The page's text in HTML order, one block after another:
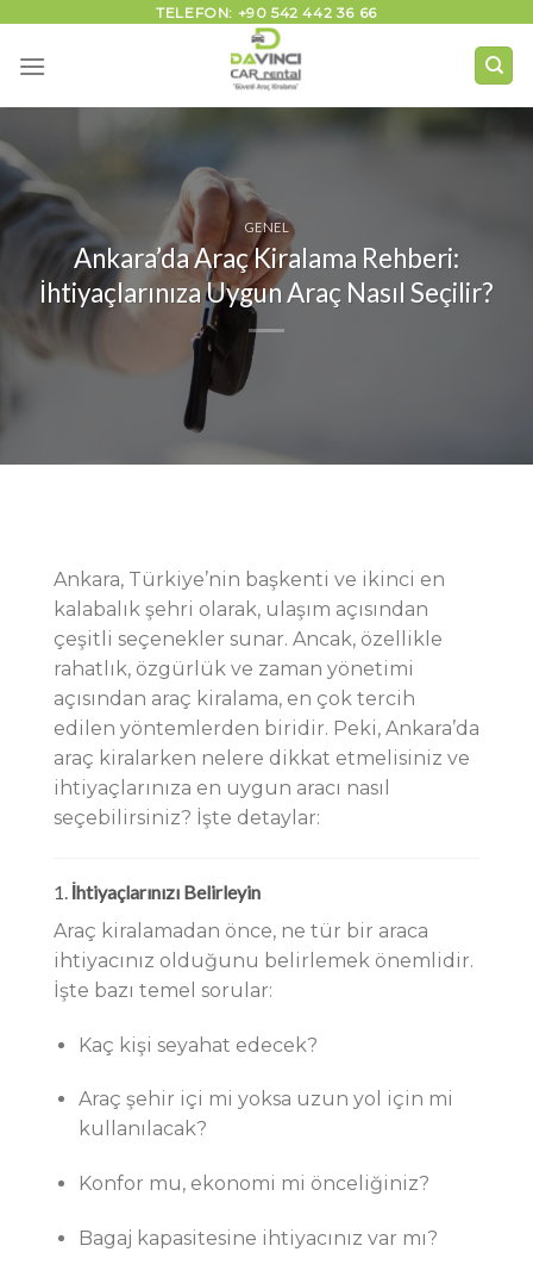
TELEFON: +90 542 442 36 66
GENEL
Ankara’da Araç Kiralama Rehberi:
İhtiyaçlarınıza Uygun Araç Nasıl Seçilir?
Ankara, Türkiye’nin başkenti ve ikinci en
kalabalık şehri olarak, ulaşım açısından
çeşitli seçenekler sunar. Ancak, özellikle
rahatlık, özgürlük ve zaman yönetimi
açısından araç kiralama, en çok tercih
edilen yöntemlerden biridir. Peki, Ankara’da
araç kiralarken nelere dikkat etmelisiniz ve
ihtiyaçlarınıza en uygun aracı nasıl
seçebilirsiniz? İşte detaylar:
1. İhtiyaçlarınızı Belirleyin
Araç kiralamadan önce, ne tür bir araca
ihtiyacınız olduğunu belirlemek önemlidir.
İşte bazı temel sorular:
Kaç kişi seyahat edecek?
Araç şehir içi mi yoksa uzun yol için mi
kullanılacak?
Konfor mu, ekonomi mi önceliğiniz?
Bagaj kapasitesine ihtiyacınız var mı?